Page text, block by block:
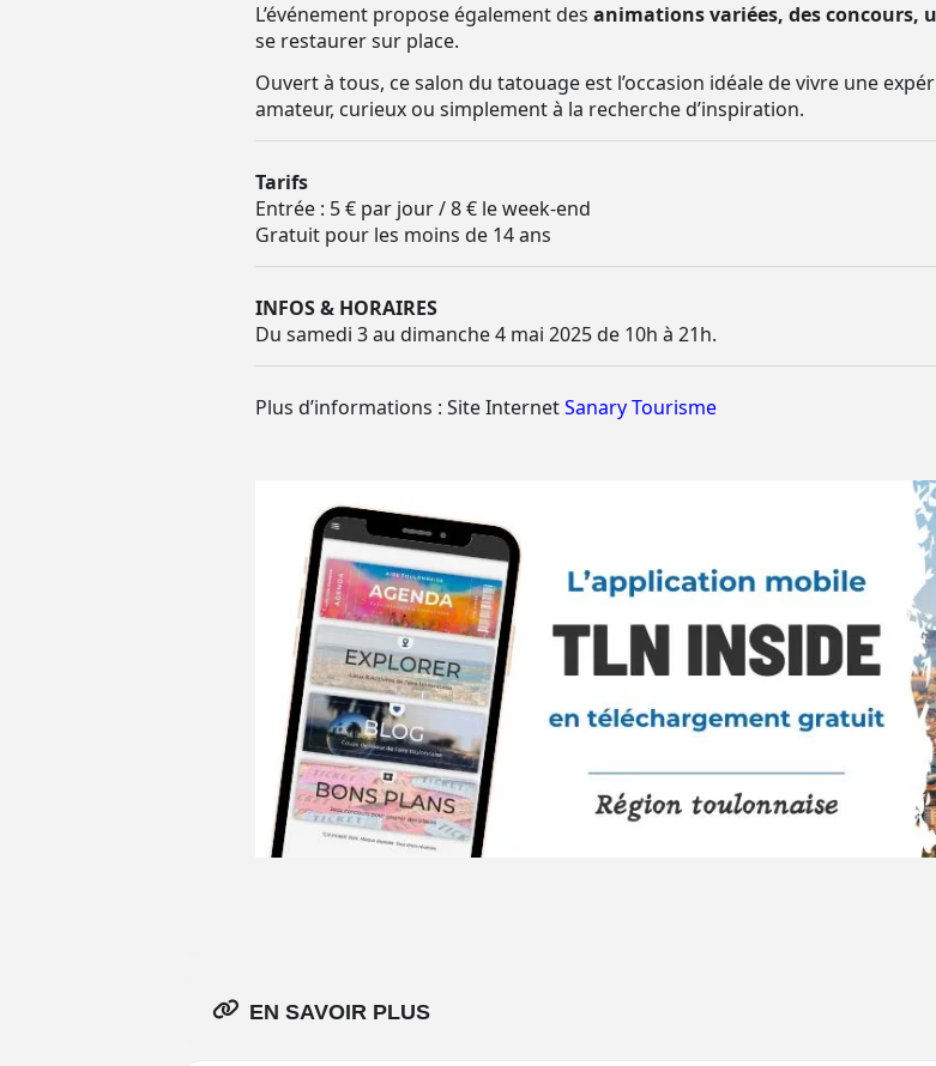
L’événement propose également des animations variées, des concours,
se restaurer sur place.
Ouvert à tous, ce salon du tatouage est l’occasion idéale de vivre une
amateur, curieux ou simplement à la recherche d’inspiration.
Tarifs
Entrée : 5 € par jour / 8 € le week-end
Gratuit pour les moins de 14 ans
INFOS & HORAIRES
Du samedi 3 au dimanche 4 mai 2025 de 10h à 21h.
Plus d’informations : Site InternetSanary Tourisme
EN SAVOIR PLUS